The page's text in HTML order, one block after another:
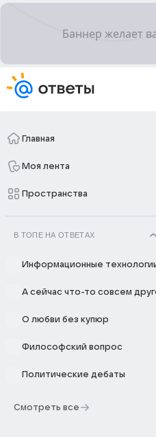
Главная
Моя лента
Пространства
В ТОПЕ НА ОТВЕТАХ
Информационные
А сейчас что-то совсем
О любви без купюр
Философский вопрос
Политические дебаты
Смотреть все